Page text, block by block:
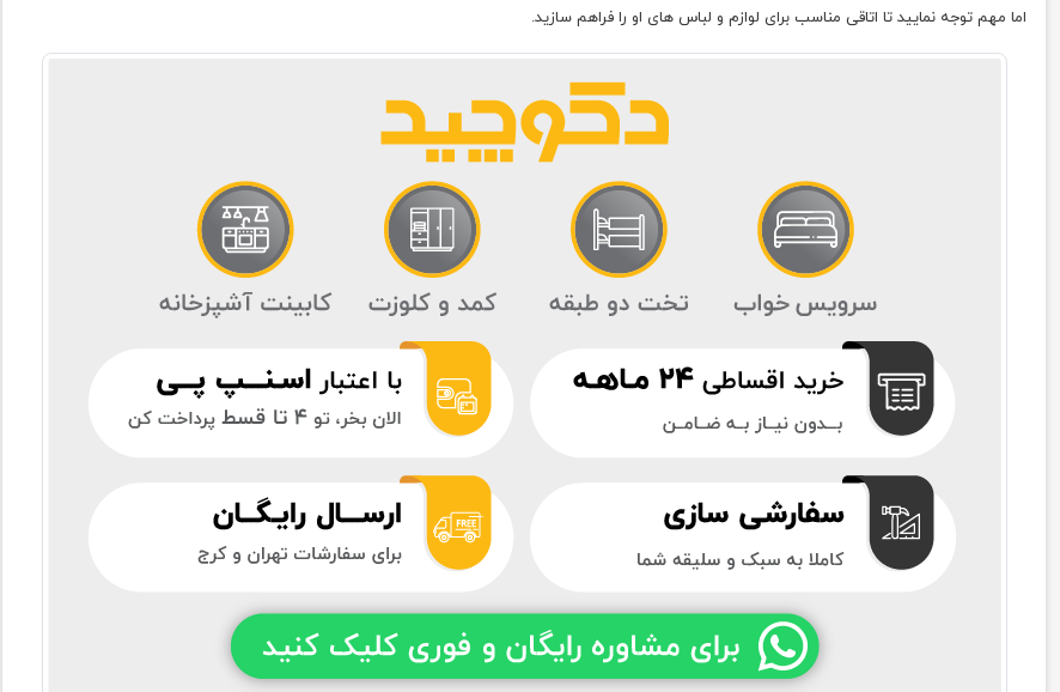
اما مهم توجه نمایید تا اتاقی مناسب برای لوازم و لباس های او را فراهم سازید.